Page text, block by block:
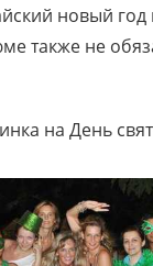
новый год
также не
на День